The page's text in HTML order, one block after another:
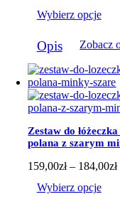
Wybierz opcje
produkt
ma
wiele
wariantów.
Opcje
można
wybrać
na
stronie
produktu
Opis Zobacz
Zestaw do
polana z szarym
159,00zł – 184,00zł
Wybierz opcje